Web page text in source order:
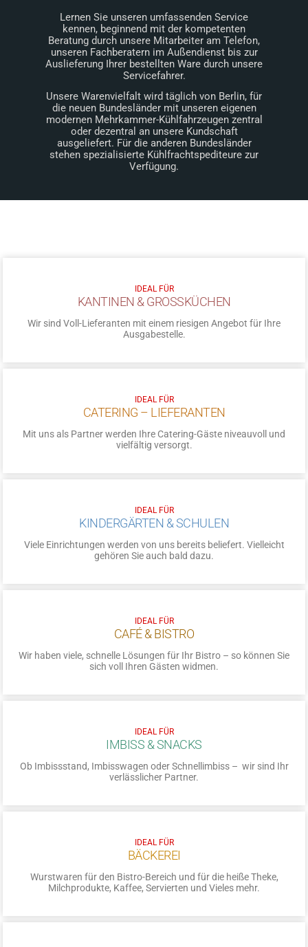
Lernen Sie unseren umfassenden Service
kennen, beginnend mit der kompetenten
Beratung durch unsere Mitarbeiter am Telefon,
unseren Fachberatern im Außendienst bis zur
Auslieferung Ihrer bestellten Ware durch unsere
Servicefahrer.
Unsere Warenvielfalt wird täglich von Berlin, für
die neuen Bundesländer mit unseren eigenen
modernen Mehrkammer-Kühlfahrzeugen zentral
oder dezentral an unsere Kundschaft
ausgeliefert. Für die anderen Bundesländer
stehen spezialisierte Kühlfrachtspediteure zur
Verfügung.
IDEAL FÜR
KANTINEN & GROSSKÜCHEN
Wir sind Voll-Lieferanten mit einem riesigen Angebot für Ihre
Ausgabestelle.
IDEAL FÜR
CATERING – LIEFERANTEN
Mit uns als Partner werden Ihre Catering-Gäste niveauvoll und
vielfältig versorgt.
IDEAL FÜR
KINDERGÄRTEN & SCHULEN
Viele Einrichtungen werden von uns bereits beliefert. Vielleicht
gehören Sie auch bald dazu.
IDEAL FÜR
CAFÉ & BISTRO
Wir haben viele, schnelle Lösungen für Ihr Bistro – so können Sie
sich voll Ihren Gästen widmen.
IDEAL FÜR
IMBISS & SNACKS
Ob Imbissstand, Imbisswagen oder Schnellimbiss – wir sind Ihr
verlässlicher Partner.
IDEAL FÜR
BÄCKEREI
Wurstwaren für den Bistro-Bereich und für die heiße Theke,
Milchprodukte, Kaffee, Servierten und Vieles mehr.